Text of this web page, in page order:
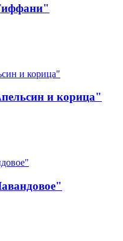
и корица"